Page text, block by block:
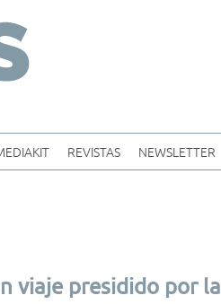
REVISTAS NEWSLETTER
viaje presidido por la